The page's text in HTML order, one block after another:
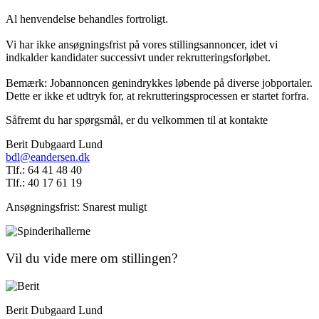
Al henvendelse behandles fortroligt.
Vi har ikke ansøgningsfrist på vores stillingsannoncer, idet vi
indkalder kandidater successivt under rekrutteringsforløbet.
Bemærk: Jobannoncen genindrykkes løbende på diverse jobportaler.
Dette er ikke et udtryk for, at rekrutteringsprocessen er startet forfra.
Såfremt du har spørgsmål, er du velkommen til at kontakte
Berit Dubgaard Lund
bdl@eandersen.dk
Tlf.: 64 41 48 40
Tlf.: 40 17 61 19
Ansøgningsfrist: Snarest muligt
Vil du vide mere om stillingen?
Berit Dubgaard Lund